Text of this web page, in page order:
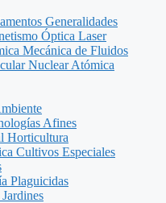
Generalidades
Óptica Laser
Mecánica de Fluidos
Nuclear Atómica
Afines
Horticultura
Cultivos Especiales
Plaguicidas